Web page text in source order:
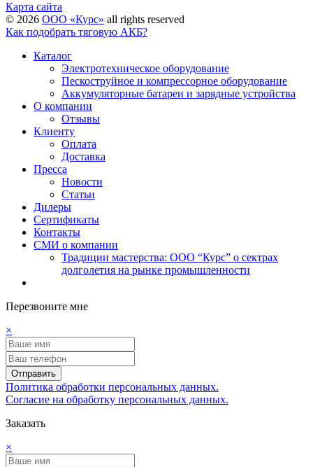
Карта сайта
© 2026 ООО «Курс» all rights reserved
Как подобрать тяговую АКБ?
Каталог
Электротехническое оборудование
Пескоструйное и компрессорное оборудование
Аккумуляторные батареи и зарядные устройства
О компании
Отзывы
Клиенту
Оплата
Доставка
Пресса
Новости
Статьи
Дилеры
Сертификаты
Контакты
СМИ о компании
Традиции мастерства: ООО “Курс” о сектрах
долголетия на рынке промышленности
Перезвоните мне
×
Отправить
Политика обработки персональных данных.
Согласие на обработку персональных данных.
Заказать
×